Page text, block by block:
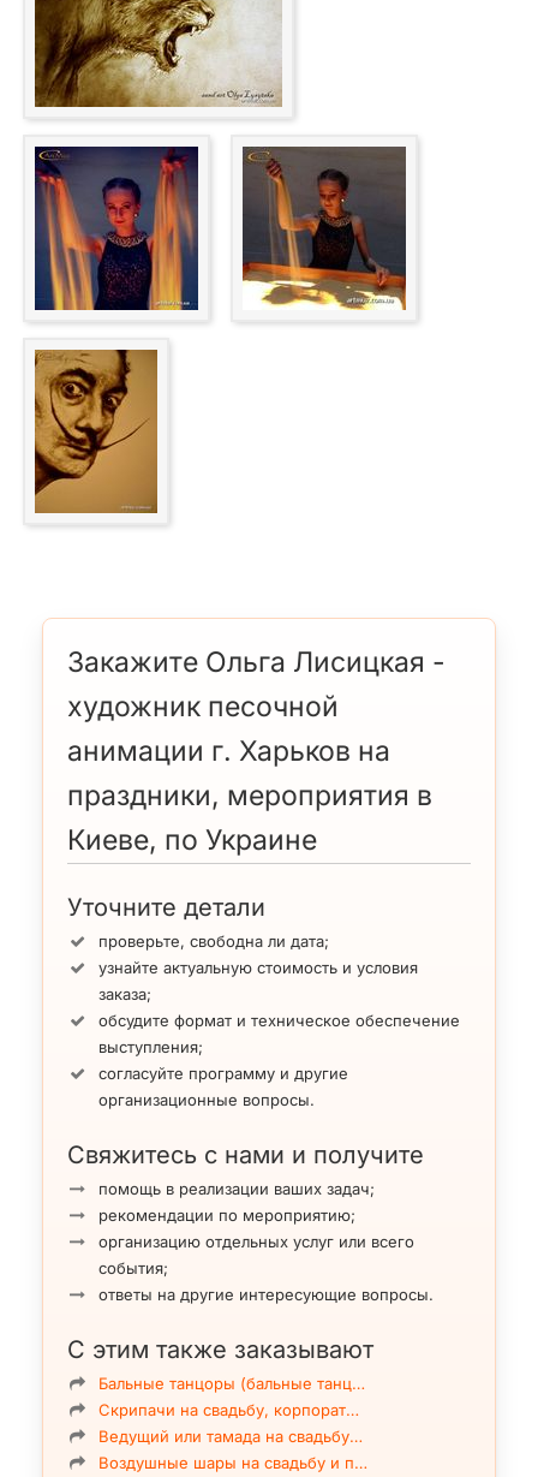
Закажите Ольга Лисицкая -
художник песочной
анимации г. Харьков на
праздники, мероприятия в
Киеве, по Украине
Уточните детали
проверьте, свободна ли дата;
узнайте актуальную стоимость и условия
заказа;
обсудите формат и техническое обеспечение
выступления;
согласуйте программу и другие
организационные вопросы.
Свяжитесь с нами и получите
помощь в реализации ваших задач;
рекомендации по мероприятию;
организацию отдельных услуг или всего
события;
ответы на другие интересующие вопросы.
С этим также заказывают
Бальные танцоры (бальные танц…
Скрипачи на свадьбу, корпорат…
Ведущий или тамада на свадьбу…
Воздушные шары на свадьбу и п…